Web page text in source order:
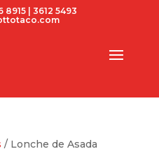
8915 | 3612 5493
/ Lonche de Asada